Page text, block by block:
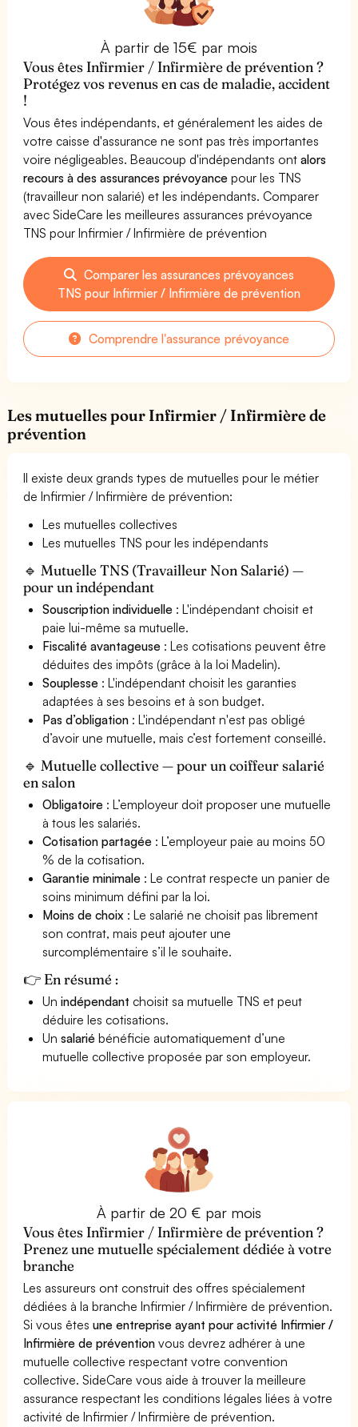
À partir de 15€ par mois
Vous êtes Infirmier / Infirmière de prévention ?
Protégez vos revenus en cas de maladie, accident
!
Vous êtes indépendants, et généralement les aides de
votre caisse d'assurance ne sont pas très importantes
voire négligeables. Beaucoup d'indépendants ontalors
recours à des assurances prévoyance pour les TNS
(travailleur non salarié) et les indépendants. Comparer
avec SideCare les meilleures assurances prévoyance
TNS pour Infirmier / Infirmière de prévention
Comparer les assurances prévoyances
TNS pour Infirmier / Infirmière de prévention
Comprendre l'assurance prévoyance
Les mutuelles pour Infirmier / Infirmière de
prévention
Il existe deux grands types de mutuelles pour le métier
de Infirmier / Infirmière de prévention:
Les mutuelles collectives
Les mutuelles TNS pour les indépendants
🔹 Mutuelle TNS (Travailleur Non Salarié) —
pour un indépendant
Souscription individuelle : L'indépendant choisit et
paie lui-même sa mutuelle.
Fiscalité avantageuse : Les cotisations peuvent être
déduites des impôts (grâce à la loi Madelin).
Souplesse : L'indépendant choisit les garanties
adaptées à ses besoins et à son budget.
Pas d’obligation : L'indépendant n'est pas obligé
d’avoir une mutuelle, mais c’est fortement conseillé.
🔹 Mutuelle collective — pour un coiffeur salarié
en salon
Obligatoire : L’employeur doit proposer une mutuelle
à tous les salariés.
Cotisation partagée : L’employeur paie au moins 50
% de la cotisation.
Garantie minimale : Le contrat respecte un panier de
soins minimum défini par la loi.
Moins de choix : Le salarié ne choisit pas librement
son contrat, mais peut ajouter une
surcomplémentaire s’il le souhaite.
👉 En résumé :
Unindépendant choisit sa mutuelle TNS et peut
déduire les cotisations.
Unsalarié bénéficie automatiquement d’une
mutuelle collective proposée par son employeur.
À partir de 20 € par mois
Vous êtes Infirmier / Infirmière de prévention ?
Prenez une mutuelle spécialement dédiée à votre
branche
Les assureurs ont construit des offres spécialement
dédiées à la branche Infirmier / Infirmière de prévention.
Si vous êtesune entreprise ayant pour activité Infirmier /
Infirmière de prévention vous devrez adhérer à une
mutuelle collective respectant votre convention
collective. SideCare vous aide à trouver la meilleure
assurance respectant les conditions légales liées à votre
activité de Infirmier / Infirmière de prévention.